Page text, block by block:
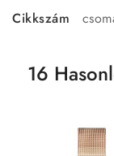
Cikkszám
16